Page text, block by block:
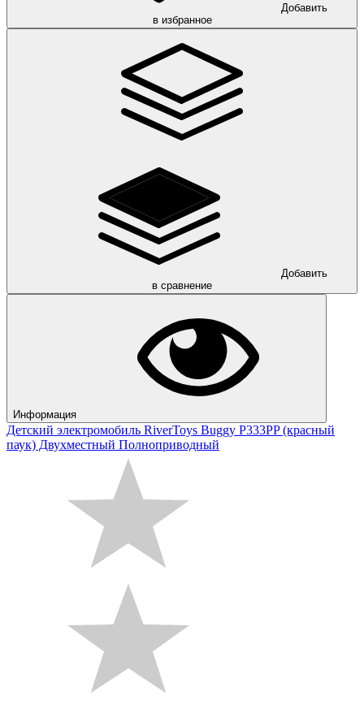
Добавить
в избранное
Добавить
в сравнение
Информация
Детский электромобиль RiverToys Buggy P333PP (красный
паук) Двухместный Полноприводный